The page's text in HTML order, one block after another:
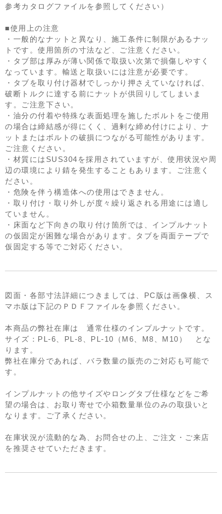
参考カタログファイルを参照してください）
■使用上の注意
・一般的なナットと異なり、施工条件に制限があるナッ
トです。使用箇所の寸法など、ご注意ください。
・タブ部は厚みが薄い関係で取扱い次第で損傷しやすく
なっています。輸送と取扱いには注意が必要です。
・タブを取り付け器材でしっかり押さえていなければ、
破断トルクに達する前にナットが供回りしてしまいま
す。ご注意下さい。
・油分の付着や特殊な表面処理を施したボルトをご使用
の場合は締結感が得にくく、過剰な締め付けにより、ナ
ットまたはボルトの破損につながる可能性があります。
ご注意ください。
・材質にはSUS304を採用されていますが、使用状況や周
辺の環境により錆を発生することもあります。ご注意く
ださい。
・危険を伴う構造体への使用はできません。
・取り付け・取り外しが度々繰り返される用途には適し
ていません。
・床面など下向きの取り付け箇所では、インプルナット
の仮固定が困難な場合があります。タブを両面テープで
仮固定する等でご対応ください。
図面・各部寸法詳細につきましては、PC版は画像横、ス
マホ版は下記のＰＤＦファイルを参照ください。
本商品の弊社在庫は 通常仕様のインプルナットです。
サイズ：PL-6、PL-8、PL-10（M6、M8、M10） とな
ります。
弊社在庫分であれば、バラ数量の販売のご対応も可能で
す。
インプルナットの他サイズやロングタブ仕様などをご希
望の場合は、お取り寄せで小箱数量単位のみの取扱いと
なります。ご了承ください。
在庫状況が流動的な為、お問合せの上、ご注文・ご来店
を推奨させていただきます。